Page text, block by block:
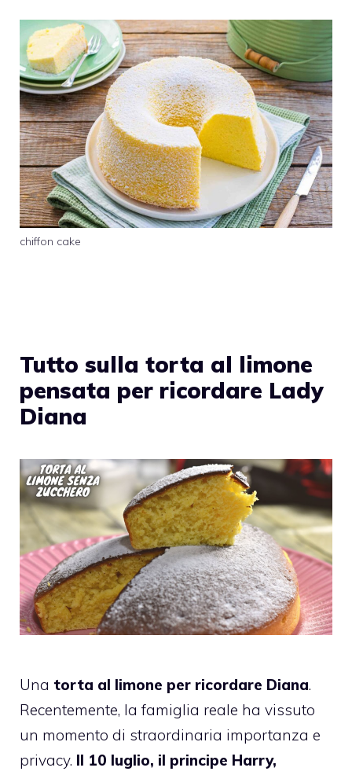
chiffon cake
Tutto sulla torta al limone
pensata per ricordare Lady
Diana
Una torta al limone per ricordare Diana.
Recentemente, la famiglia reale ha vissuto
un momento di straordinaria importanza e
privacy. Il 10 luglio, il principe Harry,